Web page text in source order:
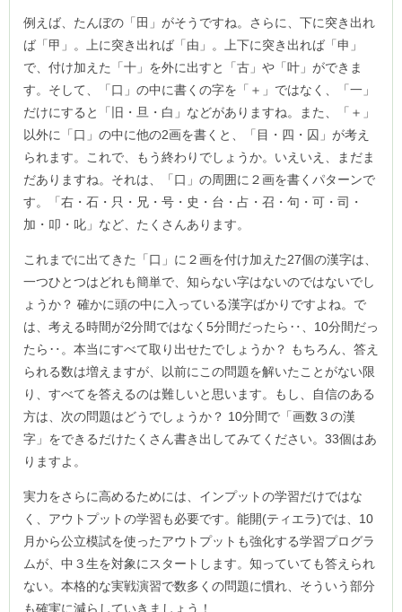
例えば、たんぼの「田」がそうですね。さらに、下に突き出れ
ば「甲」。上に突き出れば「由」。上下に突き出れば「申」
で、付け加えた「十」を外に出すと「古」や「叶」ができま
す。そして、「口」の中に書くの字を「＋」ではなく、「一」
だけにすると「旧・旦・白」などがありますね。また、「＋」
以外に「口」の中に他の2画を書くと、「目・四・囚」が考え
られます。これで、もう終わりでしょうか。いえいえ、まだま
だありますね。それは、「口」の周囲に２画を書くパターンで
す。「右・石・只・兄・号・史・台・占・召・句・可・司・
加・叩・叱」など、たくさんあります。
これまでに出てきた「口」に２画を付け加えた27個の漢字は、
一つひとつはどれも簡単で、知らない字はないのではないでし
ょうか？ 確かに頭の中に入っている漢字ばかりですよね。で
は、考える時間が2分間ではなく5分間だったら‥、10分間だっ
たら‥。本当にすべて取り出せたでしょうか？ もちろん、答え
られる数は増えますが、以前にこの問題を解いたことがない限
り、すべてを答えるのは難しいと思います。もし、自信のある
方は、次の問題はどうでしょうか？ 10分間で「画数３の漢
字」をできるだけたくさん書き出してみてください。33個はあ
りますよ。
実力をさらに高めるためには、インプットの学習だけではな
く、アウトプットの学習も必要です。能開(ティエラ)では、10
月から公立模試を使ったアウトプットも強化する学習プログラ
ムが、中３生を対象にスタートします。知っていても答えられ
ない。本格的な実戦演習で数多くの問題に慣れ、そういう部分
も確実に減らしていきましょう！